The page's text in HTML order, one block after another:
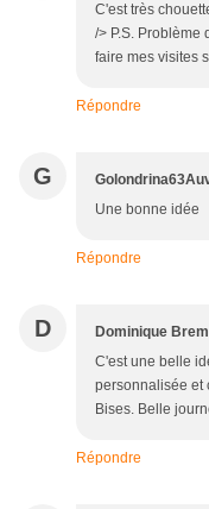
C'est très
/> P.S. Problème
faire mes visites
Répondre
G
Une bonne idée
Répondre
D Dominique
C'est une belle
personnalisée et
Bises. Belle
Répondre